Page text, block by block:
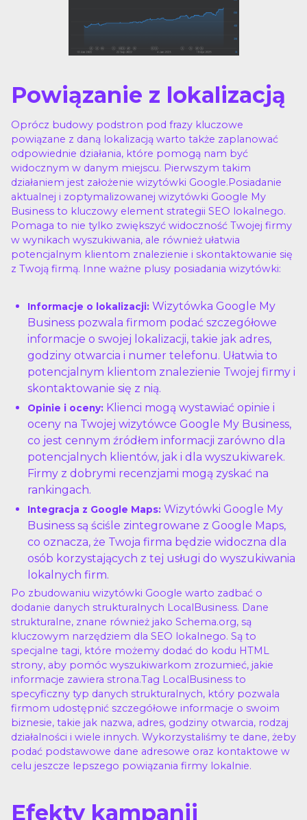
Powiązanie z lokalizacją
Oprócz budowy podstron pod frazy kluczowe
powiązane z daną lokalizacją warto także zaplanować
odpowiednie działania, które pomogą nam być
widocznym w danym miejscu. Pierwszym takim
działaniem jest założenie wizytówki Google.Posiadanie
aktualnej i zoptymalizowanej wizytówki Google My
Business to kluczowy element strategii SEO lokalnego.
Pomaga to nie tylko zwiększyć widoczność Twojej firmy
w wynikach wyszukiwania, ale również ułatwia
potencjalnym klientom znalezienie i skontaktowanie się
z Twoją firmą. Inne ważne plusy posiadania wizytówki:
Informacje o lokalizacji: Wizytówka Google My
Business pozwala firmom podać szczegółowe
informacje o swojej lokalizacji, takie jak adres,
godziny otwarcia i numer telefonu. Ułatwia to
potencjalnym klientom znalezienie Twojej firmy i
skontaktowanie się z nią.
Opinie i oceny: Klienci mogą wystawiać opinie i
oceny na Twojej wizytówce Google My Business,
co jest cennym źródłem informacji zarówno dla
potencjalnych klientów, jak i dla wyszukiwarek.
Firmy z dobrymi recenzjami mogą zyskać na
rankingach.
Integracja z Google Maps: Wizytówki Google My
Business są ściśle zintegrowane z Google Maps,
co oznacza, że Twoja firma będzie widoczna dla
osób korzystających z tej usługi do wyszukiwania
lokalnych firm.
Po zbudowaniu wizytówki Google warto zadbać o
dodanie danych strukturalnych LocalBusiness. Dane
strukturalne, znane również jako Schema.org, są
kluczowym narzędziem dla SEO lokalnego. Są to
specjalne tagi, które możemy dodać do kodu HTML
strony, aby pomóc wyszukiwarkom zrozumieć, jakie
informacje zawiera strona.Tag LocalBusiness to
specyficzny typ danych strukturalnych, który pozwala
firmom udostępnić szczegółowe informacje o swoim
biznesie, takie jak nazwa, adres, godziny otwarcia, rodzaj
działalności i wiele innych. Wykorzystaliśmy te dane, żeby
podać podstawowe dane adresowe oraz kontaktowe w
celu jeszcze lepszego powiązania firmy lokalnie.
Efekty kampanii